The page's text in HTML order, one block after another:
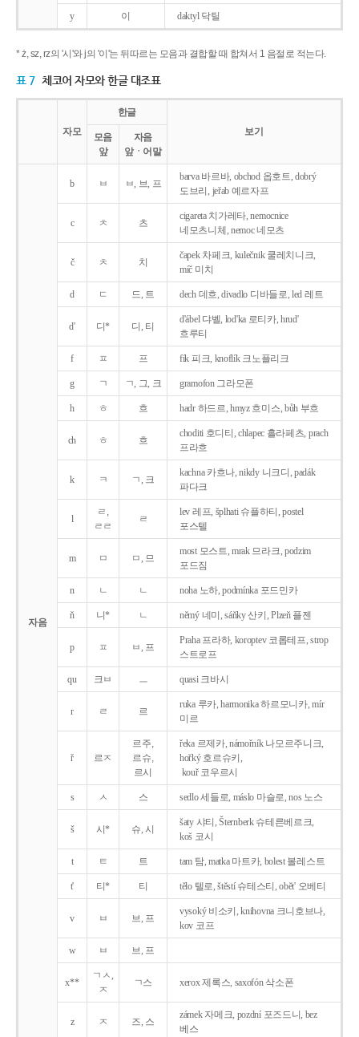
y 이 daktyl 닥틸
* ż, sz, rz의 '시'와 j의 '이'는 뒤따르는 모음과 결합할 때 합쳐서 1 음절로 적는다.
표 7 체코어 자모와 한글 대조표
자모
한글
보기
모음
앞
자음
앞ㆍ어말
자음
b ㅂ ㅂ, 브, 프
barva 바르바, obchod 옵호트, dobrý
도브리, jeřab 예르자프
c ㅊ 츠
cigareta 치가레타, nemocnice
네모츠니체, nemoc 네모츠
č ㅊ 치
čapek 차페크, kulečnik 쿨레치니크,
míč 미치
d ㄷ 드, 트 dech 데흐, divadlo 디바들로, led 레트
d' 디* 디, 티
d'ábel 댜벨, lod'ka 로티카, hrud'
흐루티
f ㅍ 프 fík 피크, knoflík 크노플리크
g ㄱ ㄱ, 그, 크 gramofon 그라모폰
h ㅎ 흐 hadr 하드르, hmyz 흐미스, bůh 부흐
ch ㅎ 흐
choditi 호디티, chlapec 흘라페츠, prach
프라흐
k ㅋ ㄱ, 크
kachna 카흐나, nikdy 니크디, padák
파다크
l
ㄹ,
ㄹㄹ
ㄹ
lev 레프, šplhati 슈플하티, postel
포스텔
m ㅁ ㅁ, 므
most 모스트, mrak 므라크, podzim
포드짐
n ㄴ ㄴ noha 노하, podmínka 포드민카
ň 니* ㄴ němý 네미, sáňky 산키, Plzeň 플젠
p ㅍ ㅂ, 프
Praha 프라하, koroptev 코롭테프, strop
스트로프
qu 크ㅂ ㅡ quasi 크바시
r ㄹ 르
ruka 루카, harmonika 하르모니카, mír
미르
ř 르ㅈ
르주,
르슈,
르시
řeka 르제카, námořník 나모르주니크,
hořký 호르슈키,
kouř 코우르시
s ㅅ 스 sedlo 세들로, máslo 마슬로, nos 노스
š 시* 슈, 시
šaty 샤티, Šternberk 슈테른베르크,
koš 코시
t ㅌ 트 tam 탐, matka 마트카, bolest 볼레스트
t' 티* 티 tělo 텔로, štěstí 슈테스티, obět' 오베티
v ㅂ 브, 프
vysoký 비소키, knihovna 크니호브나,
kov 코프
w ㅂ 브, 프
x**
ㄱㅅ,
ㅈ
ㄱ스 xerox 제록스, saxofón 삭소폰
z ㅈ 즈, 스
zámek 자메크, pozdní 포즈드니, bez
베스